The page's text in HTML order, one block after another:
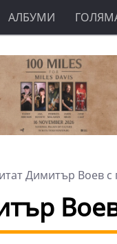
АЛБУМИ
Димитър Воев с